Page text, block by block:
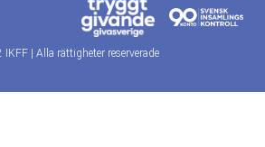
| Alla rättigheter reserverade